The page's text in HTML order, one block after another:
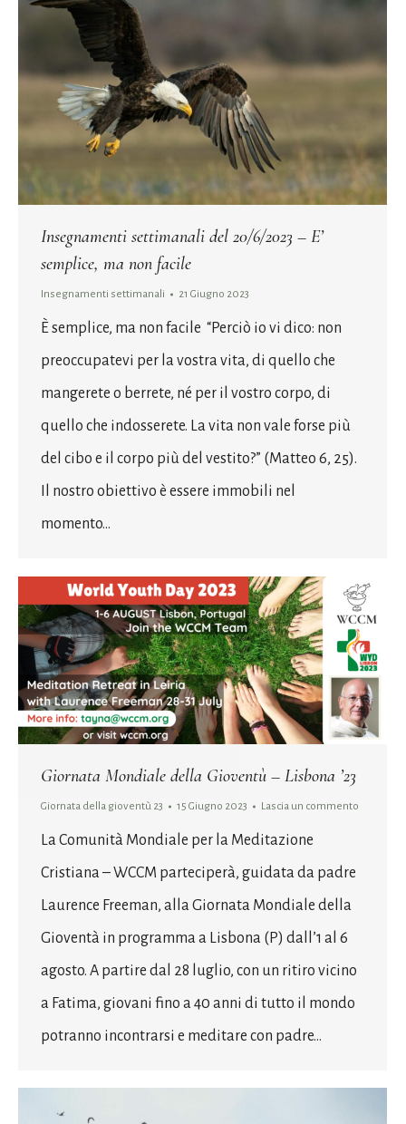
Insegnamenti settimanali del 20/6/2023 – E’
semplice, ma non facile
Insegnamenti settimanali 21 Giugno 2023
È semplice, ma non facile “Perciò io vi dico: non
preoccupatevi per la vostra vita, di quello che
mangerete o berrete, né per il vostro corpo, di
quello che indosserete. La vita non vale forse più
del cibo e il corpo più del vestito?” (Matteo 6, 25).
Il nostro obiettivo è essere immobili nel
momento…
Giornata Mondiale della Gioventù – Lisbona ’23
Giornata della gioventù 23 15 Giugno 2023 Lascia un commento
La Comunità Mondiale per la Meditazione
Cristiana – WCCM parteciperà, guidata da padre
Laurence Freeman, alla Giornata Mondiale della
Gioventà in programma a Lisbona (P) dall’1 al 6
agosto. A partire dal 28 luglio, con un ritiro vicino
a Fatima, giovani fino a 40 anni di tutto il mondo
potranno incontrarsi e meditare con padre…